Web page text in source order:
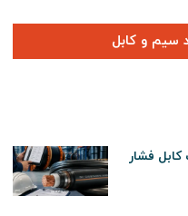
سیم و کابل
کابل فشار